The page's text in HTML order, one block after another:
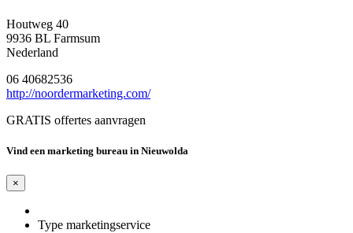
Houtweg 40
9936 BL Farmsum
Nederland
06 40682536
http://noordermarketing.com/
GRATIS offertes aanvragen
Vind een marketing bureau in Nieuwolda
×
Type marketingservice